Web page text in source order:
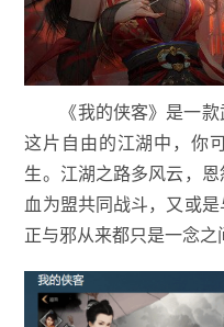
《我的侠客》是一
这片自由的江湖中，你
生。江湖之路多风云，
血为盟共同战斗，又或是
正与邪从来都只是一念之